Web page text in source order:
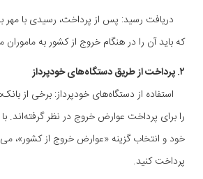
دریافت رسید: پس از پرداخت، رسیدی با مهر
که باید آن را در هنگام خروج از کشور به ماموران
۲. پرداخت از طریق دستگاه‌های خودپرداز
استفاده از دستگاه‌های خودپرداز: برخی از
را برای پرداخت عوارض خروج در نظر گرفته‌اند.
خود و انتخاب گزینه «عوارض خروج از کشور»،
پرداخت کنید.